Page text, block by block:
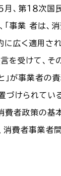
５月、第１８
、「事業 者
に広く適用さ
言を受けて、
」が事業者の
づけられている
費者政策の基
消費者事業者